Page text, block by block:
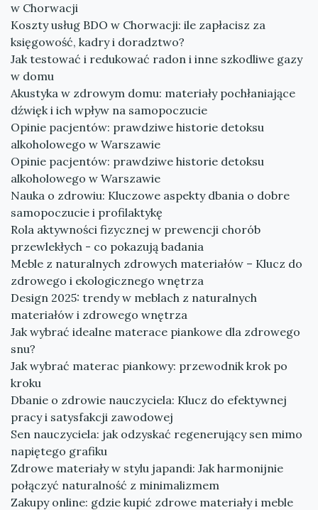
w Chorwacji
Koszty usług BDO w Chorwacji: ile zapłacisz za
księgowość, kadry i doradztwo?
Jak testować i redukować radon i inne szkodliwe gazy
w domu
Akustyka w zdrowym domu: materiały pochłaniające
dźwięk i ich wpływ na samopoczucie
Opinie pacjentów: prawdziwe historie detoksu
alkoholowego w Warszawie
Opinie pacjentów: prawdziwe historie detoksu
alkoholowego w Warszawie
Nauka o zdrowiu: Kluczowe aspekty dbania o dobre
samopoczucie i profilaktykę
Rola aktywności fizycznej w prewencji chorób
przewlekłych - co pokazują badania
Meble z naturalnych zdrowych materiałów – Klucz do
zdrowego i ekologicznego wnętrza
Design 2025: trendy w meblach z naturalnych
materiałów i zdrowego wnętrza
Jak wybrać idealne materace piankowe dla zdrowego
snu?
Jak wybrać materac piankowy: przewodnik krok po
kroku
Dbanie o zdrowie nauczyciela: Klucz do efektywnej
pracy i satysfakcji zawodowej
Sen nauczyciela: jak odzyskać regenerujący sen mimo
napiętego grafiku
Zdrowe materiały w stylu japandi: Jak harmonijnie
połączyć naturalność z minimalizmem
Zakupy online: gdzie kupić zdrowe materiały i meble